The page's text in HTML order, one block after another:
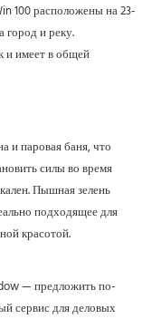
100 расположены на 23-
город и реку.
и имеет в общей
и паровая баня, что
силы во время
Пышная зелень
подходящее для
красотой.
— предложить по-
сервис для деловых